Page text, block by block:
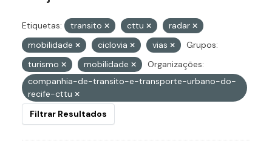
Etiquetas: transito cttu
radar
mobilidade
ciclovia vias
Grupos:
turismo
mobilidade
Organizações:
companhia-de-transito-e-transporte-urbano-do-
recife-cttu
Filtrar Resultados